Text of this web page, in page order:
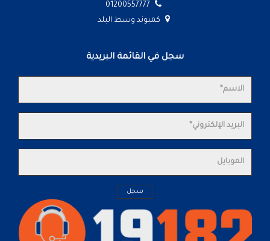
كمبوند وسط البلد
سجل في القائمة البريدية